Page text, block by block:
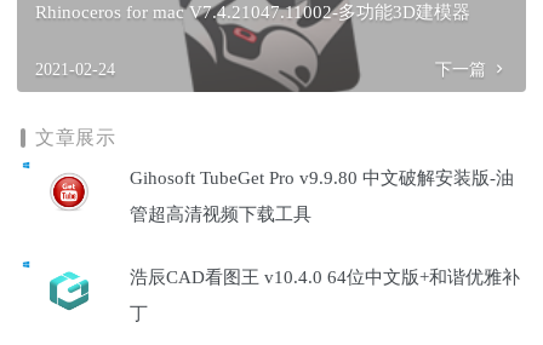
Rhinoceros for mac V7.4.21047.11002-多功能3D建模器
2021-02-24 下一篇
文章展示
Gihosoft TubeGet Pro v9.9.80 中文破解安装版-油
管超高清视频下载工具
浩辰CAD看图王 v10.4.0 64位中文版+和谐优雅补
丁